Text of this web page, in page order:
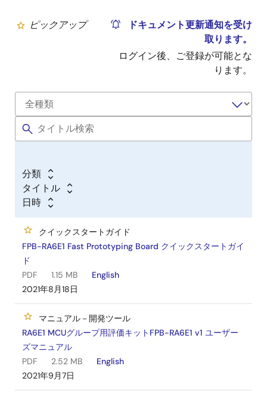
ピックアップ
ドキュメント更新通知を受け
取ります。
ログイン後、ご登録が可能とな
ります。
分類
タイトル
日時
クイックスタートガイド
FPB-RA6E1 Fast Prototyping Board クイックスタートガイ
ド
PDF
1.15 MB
English
2021年8月18日
マニュアル－開発ツール
RA6E1 MCUグループ用評価キットFPB-RA6E1 v1 ユーザー
ズマニュアル
PDF
2.52 MB
English
2021年9月7日